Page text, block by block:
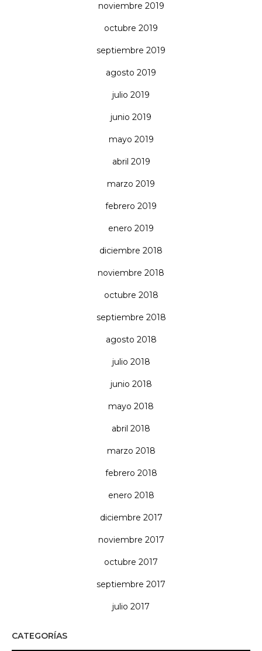
noviembre 2019
octubre 2019
septiembre 2019
agosto 2019
julio 2019
junio 2019
mayo 2019
abril 2019
marzo 2019
febrero 2019
enero 2019
diciembre 2018
noviembre 2018
octubre 2018
septiembre 2018
agosto 2018
julio 2018
junio 2018
mayo 2018
abril 2018
marzo 2018
febrero 2018
enero 2018
diciembre 2017
noviembre 2017
octubre 2017
septiembre 2017
julio 2017
CATEGORÍAS